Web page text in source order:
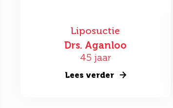
Liposuctie
Drs. Aganloo
45 jaar
Lees verder